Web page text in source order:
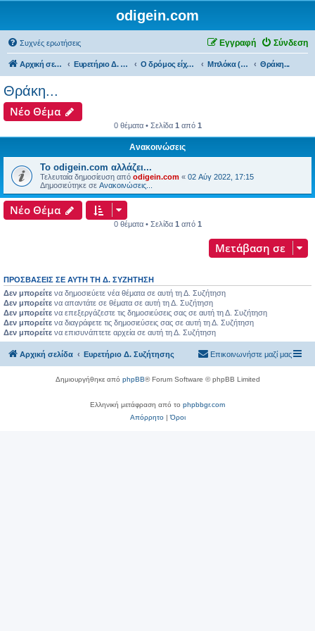
odigein.com
Συχνές ερωτήσεις Σύνδεση
Εγγραφή
Αρχική σελίδα Ευρετήριο Δ. Συζήτησης Ο δρόμος είχε την δική του Ιστορία... Μπλόκα (bloka)... Θράκη...
Θράκη...
Νέο Θέμα
0 θέματα • Σελίδα 1 από 1
Ανακοινώσεις
Το odigein.com αλλάζει...
Τελευταία δημοσίευση από odigein.com « 02 Αύγ 2022, 17:15
Δημοσιεύτηκε σε Ανακοινώσεις...
Νέο Θέμα
0 θέματα • Σελίδα 1 από 1
Μετάβαση σε
ΠΡΟΣΒΆΣΕΙΣ ΣΕ ΑΥΤΉ ΤΗ Δ. ΣΥΖΉΤΗΣΗ
Δεν μπορείτε να δημοσιεύετε νέα θέματα σε αυτή τη Δ. Συζήτηση
Δεν μπορείτε να απαντάτε σε θέματα σε αυτή τη Δ. Συζήτηση
Δεν μπορείτε να επεξεργάζεστε τις δημοσιεύσεις σας σε αυτή τη Δ. Συζήτηση
Δεν μπορείτε να διαγράφετε τις δημοσιεύσεις σας σε αυτή τη Δ. Συζήτηση
Δεν μπορείτε να επισυνάπτετε αρχεία σε αυτή τη Δ. Συζήτηση
Αρχική σελίδα Ευρετήριο Δ. Συζήτησης Επικοινωνήστε μαζί μας
Δημιουργήθηκε από phpBB® Forum Software © phpBB Limited
Ελληνική μετάφραση από το phpbbgr.com
Απόρρητο|Όροι